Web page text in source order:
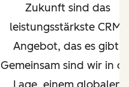
Zukunft sind das
leistungsstärkste CRM-
Angebot, das es gibt.
Gemeinsam sind wir in